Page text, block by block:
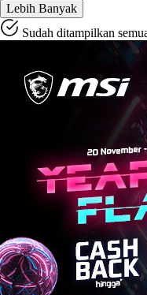
Lebih Banyak
Sudah ditampilkan